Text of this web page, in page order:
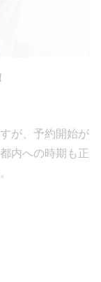
が、予約開始が
内への時期も正